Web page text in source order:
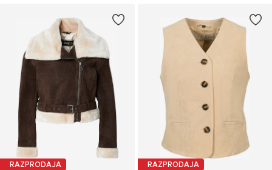
RAZPRODAJA RAZPRODAJA